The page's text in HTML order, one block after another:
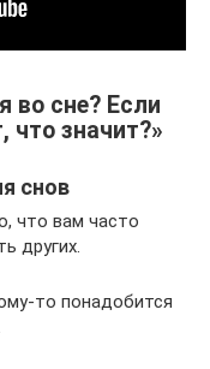
во сне? Если
что значит?»
снов
что вам часто
других.
то понадобится